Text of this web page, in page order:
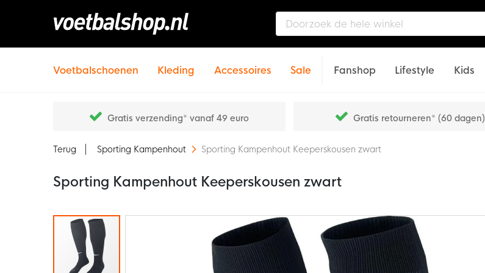
Voetbalschoenen Kleding Accessoires Sale Fanshop Lifestyle Kids
Gratis verzending* vanaf 49 euro Gratis retourneren* (60 dagen)
Terug Sporting Kampenhout Sporting Kampenhout Keeperskousen zwart
Sporting Kampenhout Keeperskousen zwart
Ga